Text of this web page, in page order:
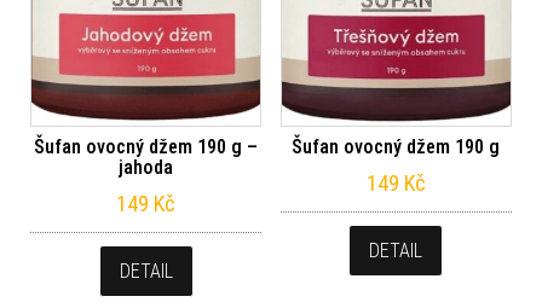
Šufan ovocný džem 190 g –
jahoda
149 Kč
DETAIL
Šufan ovocný džem 190 g
149 Kč
DETAIL